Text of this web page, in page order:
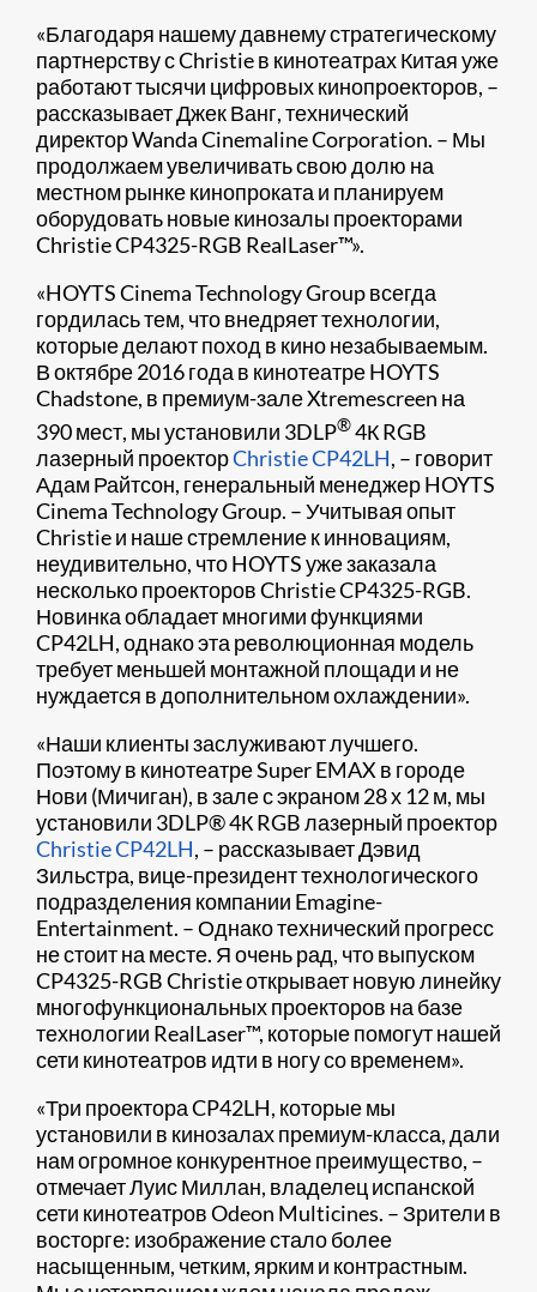
«Благодаря нашему давнему стратегическому
партнерству с Christie в кинотеатрах Китая уже
работают тысячи цифровых кинопроекторов, –
рассказывает Джек Ванг, технический
директор Wanda Cinemaline Corporation. – Мы
продолжаем увеличивать свою долю на
местном рынке кинопроката и планируем
оборудовать новые кинозалы проекторами
Christie CP4325-RGB RealLaser™».
«HOYTS Cinema Technology Group всегда
гордилась тем, что внедряет технологии,
которые делают поход в кино незабываемым.
В октябре 2016 года в кинотеатре HOYTS
Chadstone, в премиум-зале Xtremescreen на
390 мест, мы установили 3DLP®4К RGB
лазерный проекторChristie CP42LH, – говорит
Адам Райтсон, генеральный менеджер HOYTS
Cinema Technology Group. – Учитывая опыт
Christie и наше стремление к инновациям,
неудивительно, что HOYTS уже заказала
несколько проекторов Christie CP4325-RGB.
Новинка обладает многими функциями
CP42LH, однако эта революционная модель
требует меньшей монтажной площади и не
нуждается в дополнительном охлаждении».
«Наши клиенты заслуживают лучшего.
Поэтому в кинотеатре Super EMAX в городе
Нови (Мичиган), в зале с экраном 28 х 12 м, мы
установили 3DLP® 4К RGB лазерный проектор
Christie CP42LH, – рассказывает Дэвид
Зильстра, вице-президент технологического
подразделения компании Emagine-
Entertainment. – Однако технический прогресс
не стоит на месте. Я очень рад, что выпуском
CP4325-RGB Christie открывает новую линейку
многофункциональных проекторов на базе
технологии RealLaser™, которые помогут нашей
сети кинотеатров идти в ногу со временем».
«Три проектора CP42LH, которые мы
установили в кинозалах премиум-класса, дали
нам огромное конкурентное преимущество, –
отмечает Луис Миллан, владелец испанской
сети кинотеатров Odeon Multicines. – Зрители в
восторге: изображение стало более
насыщенным, четким, ярким и контрастным.